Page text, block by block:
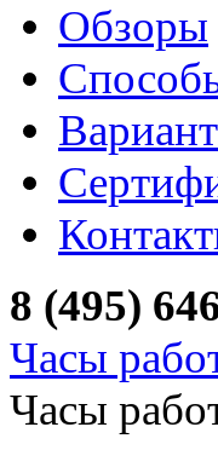
Обзоры
8 (495)
Часы
Часы